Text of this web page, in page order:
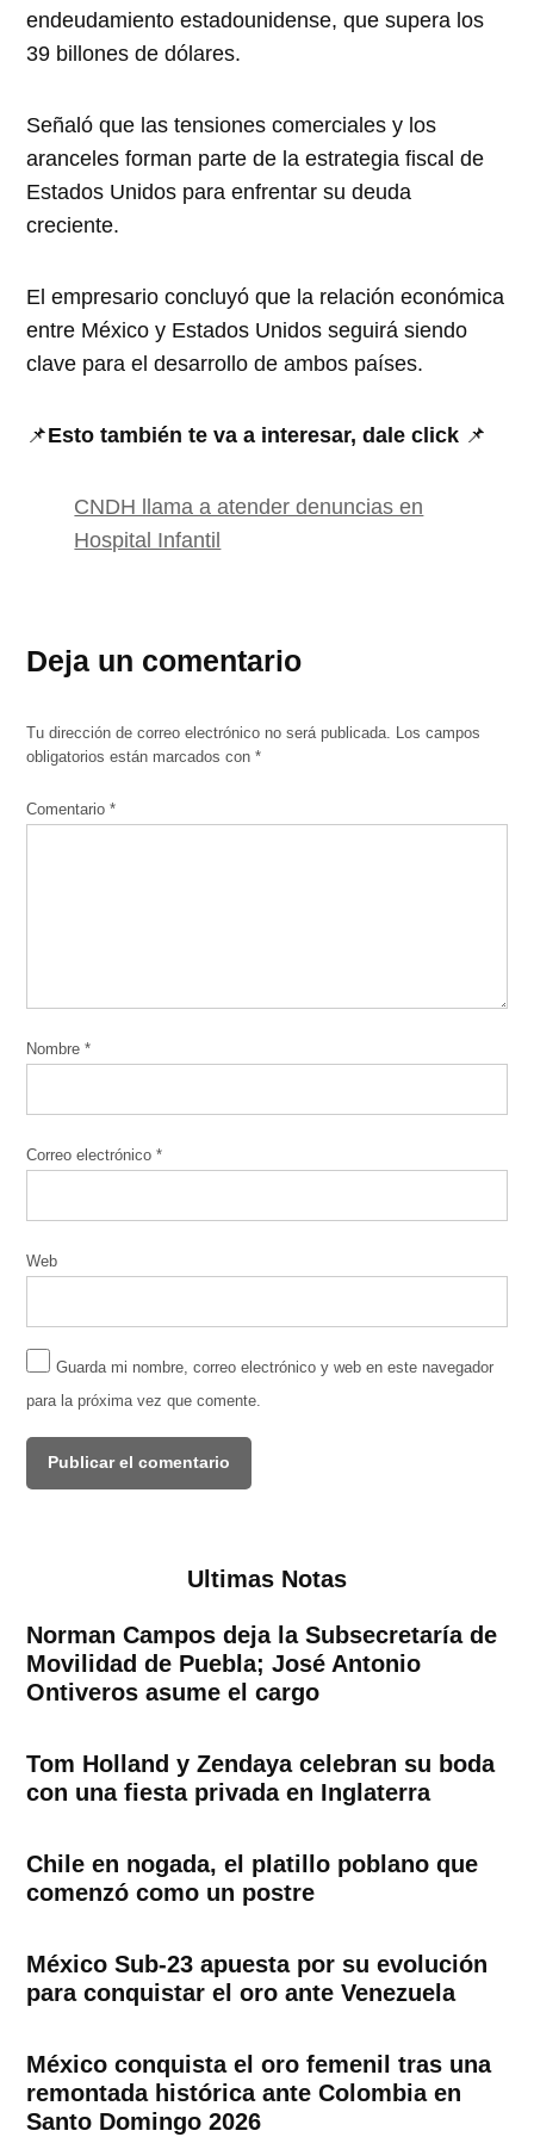
endeudamiento estadounidense, que supera los
39 billones de dólares.
Señaló que las tensiones comerciales y los
aranceles forman parte de la estrategia fiscal de
Estados Unidos para enfrentar su deuda
creciente.
El empresario concluyó que la relación económica
entre México y Estados Unidos seguirá siendo
clave para el desarrollo de ambos países.
📌Esto también te va a interesar, dale click 📌
CNDH llama a atender denuncias en
Hospital Infantil
Deja un comentario
Tu dirección de correo electrónico no será publicada. Los campos
obligatorios están marcados con*
Comentario*
Nombre*
Correo electrónico*
Web
Guarda mi nombre, correo electrónico y web en este navegador
para la próxima vez que comente.
Ultimas Notas
Norman Campos deja la Subsecretaría de
Movilidad de Puebla; José Antonio
Ontiveros asume el cargo
Tom Holland y Zendaya celebran su boda
con una fiesta privada en Inglaterra
Chile en nogada, el platillo poblano que
comenzó como un postre
México Sub-23 apuesta por su evolución
para conquistar el oro ante Venezuela
México conquista el oro femenil tras una
remontada histórica ante Colombia en
Santo Domingo 2026